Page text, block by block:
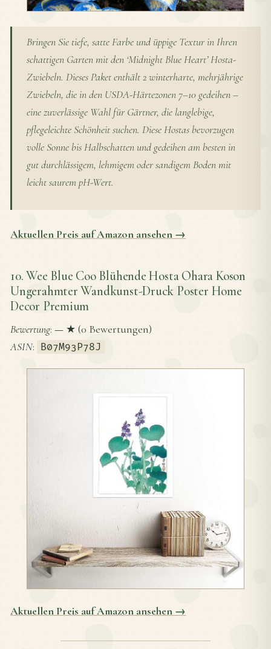
Bringen Sie tiefe, satte Farbe und üppige Textur in Ihren
schattigen Garten mit den ‘Midnight Blue Heart’ Hosta-
Zwiebeln. Dieses Paket enthält 2 winterharte, mehrjährige
Zwiebeln, die in den USDA-Härtezonen 7–10 gedeihen –
eine zuverlässige Wahl für Gärtner, die langlebige,
pflegeleichte Schönheit suchen. Diese Hostas bevorzugen
volle Sonne bis Halbschatten und gedeihen am besten in
gut durchlässigem, lehmigem oder sandigem Boden mit
leicht saurem pH-Wert.
Aktuellen Preis auf Amazon ansehen →
10. Wee Blue Coo Blühende Hosta Ohara Koson
Ungerahmter Wandkunst-Druck Poster Home
Decor Premium
Bewertung: — ★ (0 Bewertungen)
ASIN: B07M93P78J
Aktuellen Preis auf Amazon ansehen →